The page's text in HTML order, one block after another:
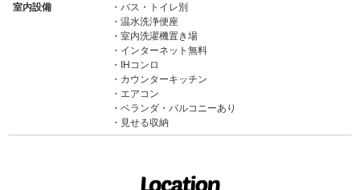
室内設備
バス・トイレ別
温水洗浄便座
室内洗濯機置き場
インターネット無料
IHコンロ
カウンターキッチン
エアコン
ベランダ・バルコニーあり
見せる収納